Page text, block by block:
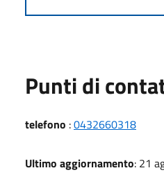
Punti di
telefono :0432660318
Ultimo aggiornamento: 21